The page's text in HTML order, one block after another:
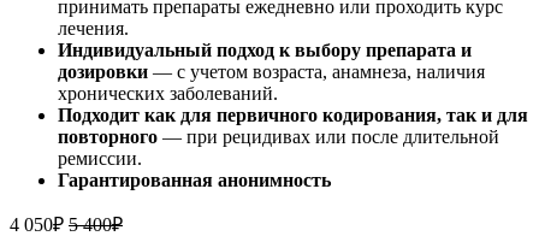
принимать препараты ежедневно или проходить курс
лечения.
Индивидуальный подход к выбору препарата и
дозировки — с учетом возраста, анамнеза, наличия
хронических заболеваний.
Подходит как для первичного кодирования, так и для
повторного — при рецидивах или после длительной
ремиссии.
Гарантированная анонимность
4 050₽ 5 400₽